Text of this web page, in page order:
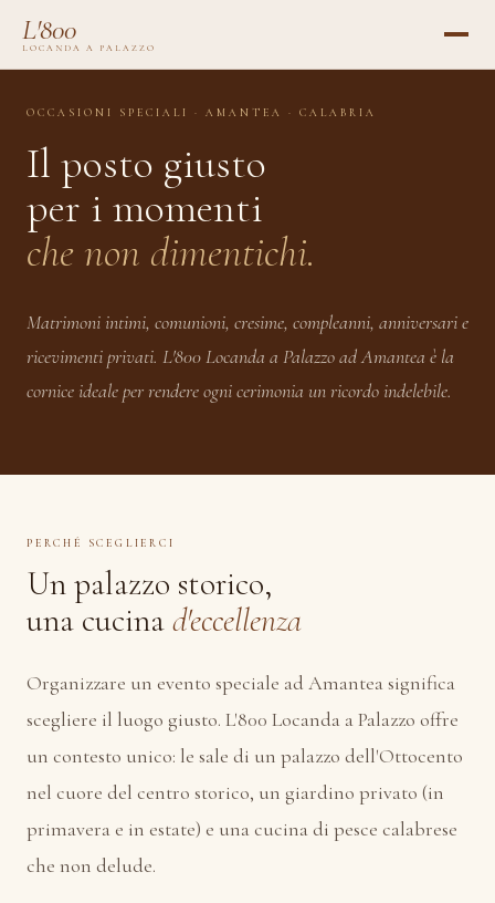
L'800
LOCANDA A PALAZZO
OCCASIONI SPECIALI · AMANTEA · CALABRIA
Il posto giusto
per i momenti
che non dimentichi.
Matrimoni intimi, comunioni, cresime, compleanni, anniversari e
ricevimenti privati. L'800 Locanda a Palazzo ad Amantea è la
cornice ideale per rendere ogni cerimonia un ricordo indelebile.
PERCHÉ SCEGLIERCI
Un palazzo storico,
una cucinad'eccellenza
Organizzare un evento speciale ad Amantea significa
scegliere il luogo giusto. L'800 Locanda a Palazzo offre
un contesto unico: le sale di un palazzo dell'Ottocento
nel cuore del centro storico, un giardino privato (in
primavera e in estate) e una cucina di pesce calabrese
che non delude.